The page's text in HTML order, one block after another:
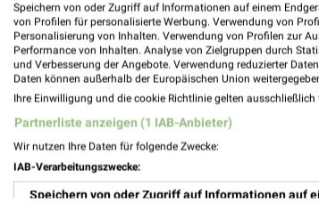
Woolworth Elsenfeld
Erlenbacher Straße 8
63820 Elsenfeld
Heute 09:00 - 19:00 Uhr |
Speichern von oder Zugriff auf Informationen auf einem
von Profilen für personalisierte Werbung. Verwendung von
Personalisierung von Inhalten. Verwendung von Profilen zur
Performance von Inhalten. Analyse von Zielgruppen durch
und Verbesserung der Angebote. Verwendung reduzierter
Daten können außerhalb der Europäischen Union
Ihre Einwilligung und die cookie Richtlinie gelten
Partnerliste anzeigen (1 IAB-Anbieter)
Wir nutzen Ihre Daten für folgende Zwecke:
IAB-Verarbeitungszwecke:
Speichern von oder Zugriff auf Informationen auf